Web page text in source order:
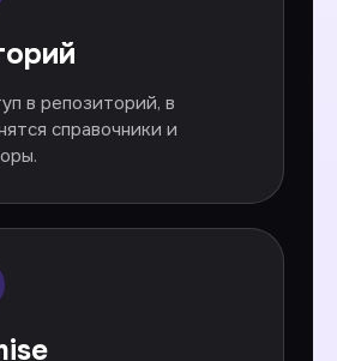
в репозиторий, в
справочники и